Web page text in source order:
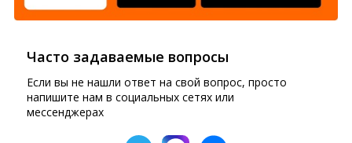
Часто задаваемые вопросы
Если вы не нашли ответ на свой вопрос, просто
напишите нам в социальных сетях или
мессенджерах